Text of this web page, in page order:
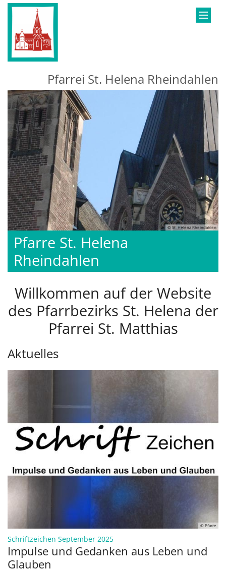
Zum Inhalt springen
Pfarrei St. Helena Rheindahlen
© St. Helena Rheindahlen
Pfarre St. Helena
Rheindahlen
Willkommen auf der Website
des Pfarrbezirks St. Helena der
Pfarrei St. Matthias
Aktuelles
© Pfarre
Schriftzeichen September 2025:
Impulse und Gedanken aus Leben und
Glauben